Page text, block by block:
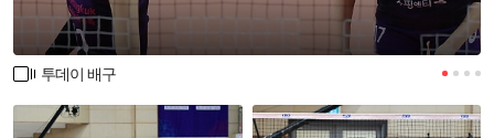
투데이 배구